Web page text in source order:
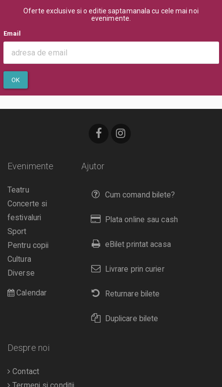
Oferte exclusive si o editie saptamanala cu cele mai noi
evenimente.
Email
OK
Ajutor
Cum comand bilete?
Plata online sau cash
eBilet printat acasa
Livrare prin curier
Returnare bilete
Duplicare bilete
Evenimente
Teatru
Concerte si
festivaluri
Sport
Pentru copii
Cultura
Diverse
Calendar
Despre noi
Contact